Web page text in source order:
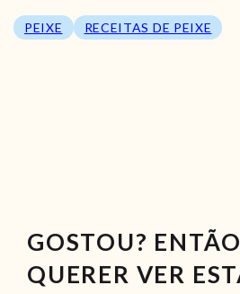
PEIXE RECEITAS DE PEIXE
GOSTOU?
QUERER VER